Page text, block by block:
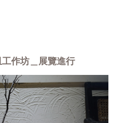
作坊＿展覽進行